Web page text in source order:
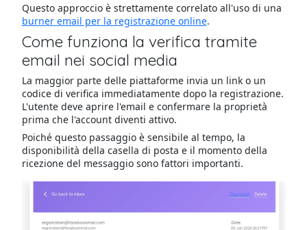
Questo approccio è strettamente correlato all'uso di una
burner email per la registrazione online.
Come funziona la verifica tramite
email nei social media
La maggior parte delle piattaforme invia un link o un
codice di verifica immediatamente dopo la registrazione.
L'utente deve aprire l'email e confermare la proprietà
prima che l'account diventi attivo.
Poiché questo passaggio è sensibile al tempo, la
disponibilità della casella di posta e il momento della
ricezione del messaggio sono fattori importanti.